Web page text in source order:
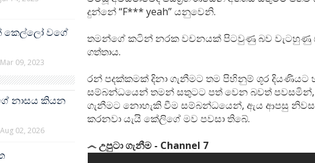
කෙල්ලෝ වගේ
Mar 09, 2023
නාසය කියන
Aug 02, 2026
දුන්නේ “F*** yeah” යනුවෙනි.
තමන්ගේ කටින් නරක වචනයක් පිටවුණු බව වැටහුණු
ගත්තාය.
රන් පදක්කමක් දිනා ගැනීමට තම පිහිනුම් ශූර දියණියට
සම්බන්ධයෙන් තමන් සතුටට පත් වෙන බවත්
ගැනීමට නොහැකි වීම සම්බන්ධයෙන්, ඇය ආපසු
කරනවා යැයි කේලිගේ මව පවසා තිබේ.
෴ උපුටා ගැනීම - Channel 7